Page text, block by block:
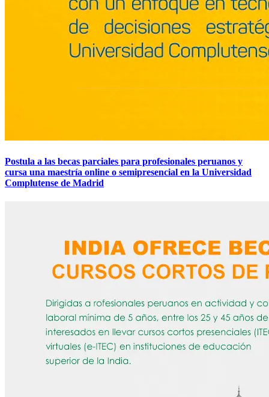
Postula a las becas parciales para profesionales peruanos y
cursa una maestría online o semipresencial en la Universidad
Complutense de Madrid